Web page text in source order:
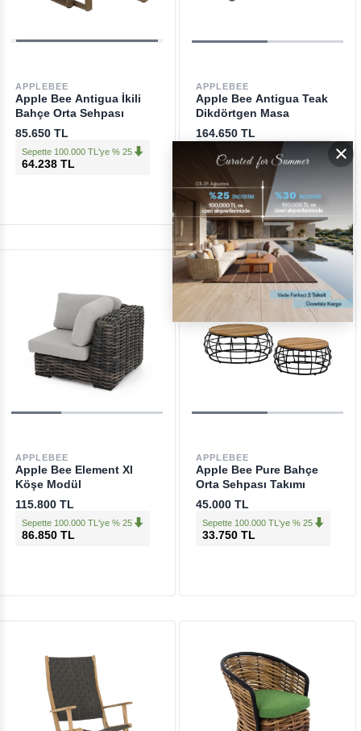
APPLEBEE
Apple Bee Antigua İkili
Bahçe Orta Sehpası
85.650 TL
Sepette 100.000 TL'ye % 25
64.238 TL
APPLEBEE
Apple Bee Antigua Teak
Dikdörtgen Masa
164.650 TL
Sepette 100.000 TL'ye % 25
123.488 TL
APPLEBEE
Apple Bee Element Xl
Köşe Modül
115.800 TL
Sepette 100.000 TL'ye % 25
86.850 TL
APPLEBEE
Apple Bee Pure Bahçe
Orta Sehpası Takımı
45.000 TL
Sepette 100.000 TL'ye % 25
33.750 TL
×